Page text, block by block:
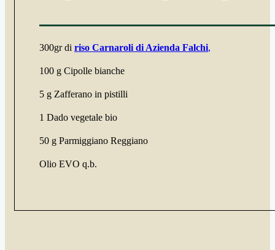
300gr di riso Carnaroli di Azienda Falchi,
100 g Cipolle bianche
5 g Zafferano in pistilli
1 Dado vegetale bio
50 g Parmiggiano Reggiano
Olio EVO q.b.